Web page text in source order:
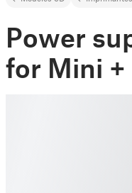
Power
for Mini +